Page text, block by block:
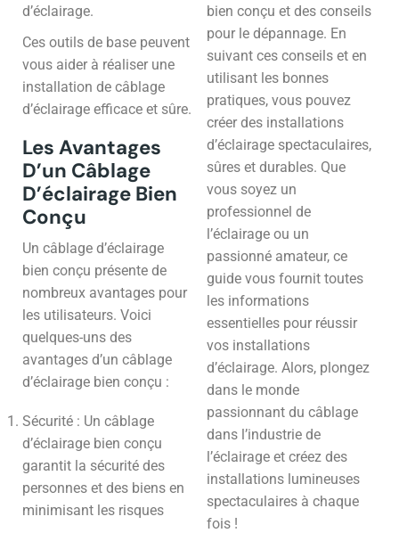
d’éclairage.
Ces outils de base peuvent
vous aider à réaliser une
installation de câblage
d’éclairage efficace et sûre.
Les Avantages
D’un Câblage
D’éclairage Bien
Conçu
Un câblage d’éclairage
bien conçu présente de
nombreux avantages pour
les utilisateurs. Voici
quelques-uns des
avantages d’un câblage
d’éclairage bien conçu :
Sécurité : Un câblage
d’éclairage bien conçu
garantit la sécurité des
personnes et des biens en
minimisant les risques
bien conçu et des conseils
pour le dépannage. En
suivant ces conseils et en
utilisant les bonnes
pratiques, vous pouvez
créer des installations
d’éclairage spectaculaires,
sûres et durables. Que
vous soyez un
professionnel de
l’éclairage ou un
passionné amateur, ce
guide vous fournit toutes
les informations
essentielles pour réussir
vos installations
d’éclairage. Alors, plongez
dans le monde
passionnant du câblage
dans l’industrie de
l’éclairage et créez des
installations lumineuses
spectaculaires à chaque
fois !